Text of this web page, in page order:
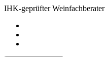
IHK-geprüfter Weinfachberater